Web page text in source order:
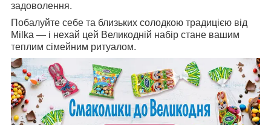
задоволення.
Побалуйте себе та близьких солодкою традицією від
Milka — і нехай цей Великодній набір стане вашим
теплим сімейним ритуалом.